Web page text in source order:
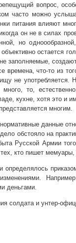
вопрос,
часто можно
питания влияют
он не в силах
но
остается
заполняемые,
времена, что-то из
не
то,
кухне, хотя это и
многим.
данные
обстояло на
Русской Армии
кто пишет
определялось
деньгами.
солдата и унтер-